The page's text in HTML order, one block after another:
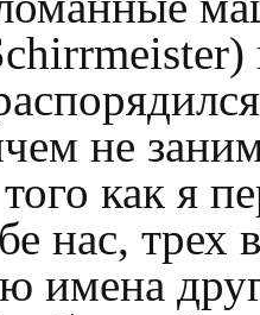
не
как я
нас,
имена